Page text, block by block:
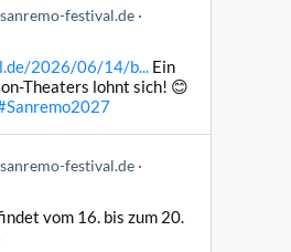
festival.de
2026/06/14/b...Ein
Theaters lohnt sich! 😊
festival.de
vom 16. bis zum 20.